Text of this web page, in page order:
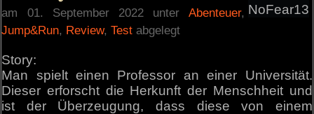
NoFear13
am 01. September 2022 unter Abenteuer,
Jump&Run, Review,Test abgelegt
Story:
Man spielt einen Professor an einer Universität.
Dieser erforscht die Herkunft der Menschheit und
ist der Überzeugung, dass diese von einem